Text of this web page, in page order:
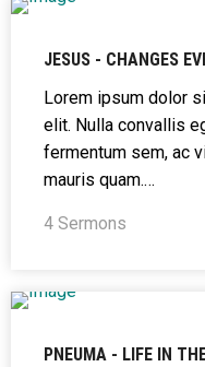
JESUS - CHANGES
Lorem ipsum dolor
elit. Nulla convallis
fermentum sem, ac
mauris quam.…
4 Sermons
PNEUMA - LIFE IN